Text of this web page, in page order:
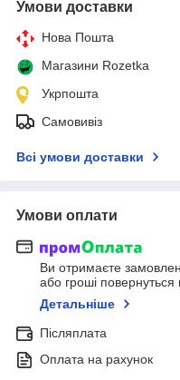
Умови доставки
Нова Пошта
Магазини Rozetka
Укрпошта
Самовивіз
Всі умови доставки
Умови оплати
Ви отримаєте
або гроші повернуться
Детальніше
Післяплата
Оплата на рахунок